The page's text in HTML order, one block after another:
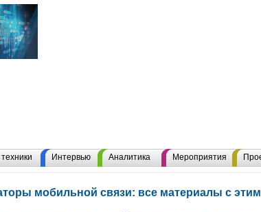
Интервью Аналитика Мероприятия
мобильной связи: все материалы с